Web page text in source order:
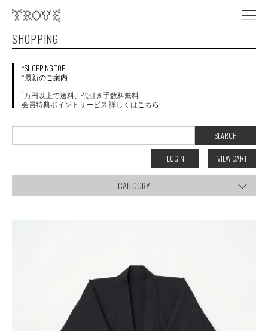
SHOPPING
*SHOPPING TOP
*最新のご案内
1万円以上で送料、代引き手数料無料
会員特典ポイントサービス 詳しくは こちら
LOGIN VIEW CART
CATEGORY